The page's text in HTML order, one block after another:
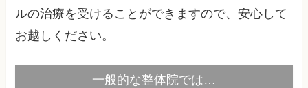
ルの治療を受けることができますので、安心して
お越しください。
一般的な整体院では…